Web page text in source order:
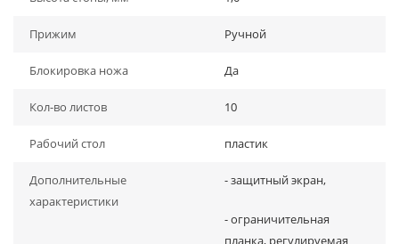
Прижим Ручной
Блокировка ножа Да
Кол-во листов 10
Рабочий стол пластик
Дополнительные
характеристики
- защитный экран,
- ограничительная
планка, регулируемая